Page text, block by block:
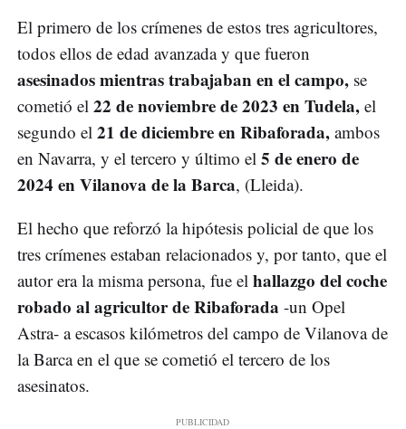
El primero de los crímenes de estos tres agricultores,
todos ellos de edad avanzada y que fueron
asesinados mientras trabajaban en el campo, se
cometió el 22 de noviembre de 2023 en Tudela, el
segundo el 21 de diciembre en Ribaforada, ambos
en Navarra, y el tercero y último el 5 de enero de
2024 en Vilanova de la Barca, (Lleida).
El hecho que reforzó la hipótesis policial de que los
tres crímenes estaban relacionados y, por tanto, que el
autor era la misma persona, fue el hallazgo del coche
robado al agricultor de Ribaforada -un Opel
Astra- a escasos kilómetros del campo de Vilanova de
la Barca en el que se cometió el tercero de los
asesinatos.